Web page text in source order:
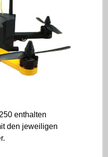
enthalten
den jeweiligen